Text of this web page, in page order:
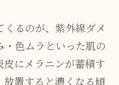
るのが、紫外線ダメ
色ムラといった肌の
皮にメラニンが蓄積す
放置すると濃くなる傾